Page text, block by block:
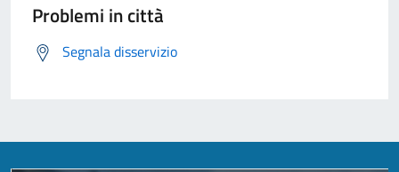
Problemi in città
Segnala disservizio